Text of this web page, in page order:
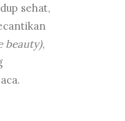
sehat,
beauty),